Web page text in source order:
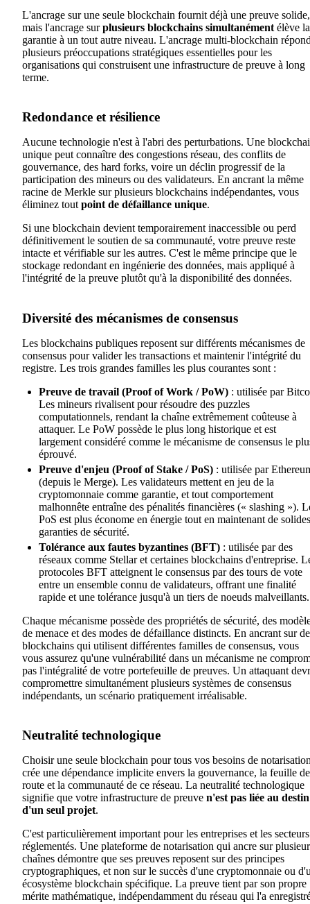
L'ancrage sur une seule blockchain fournit déjà une preuve solide,
mais l'ancrage surplusieurs blockchains simultanément élève la
garantie à un tout autre niveau. L'ancrage multi-blockchain
plusieurs préoccupations stratégiques essentielles pour les
organisations qui construisent une infrastructure de preuve à long
terme.
Redondance et résilience
Aucune technologie n'est à l'abri des perturbations. Une
unique peut connaître des congestions réseau, des conflits de
gouvernance, des hard forks, voire un déclin progressif de la
participation des mineurs ou des validateurs. En ancrant la même
racine de Merkle sur plusieurs blockchains indépendantes, vous
éliminez tout point de défaillance unique.
Si une blockchain devient temporairement inaccessible ou perd
définitivement le soutien de sa communauté, votre preuve reste
intacte et vérifiable sur les autres. C'est le même principe que le
stockage redondant en ingénierie des données, mais appliqué à
l'intégrité de la preuve plutôt qu'à la disponibilité des données.
Diversité des mécanismes de consensus
Les blockchains publiques reposent sur différents mécanismes de
consensus pour valider les transactions et maintenir l'intégrité du
registre. Les trois grandes familles les plus courantes sont :
Preuve de travail (Proof of Work / PoW) : utilisée par
Les mineurs rivalisent pour résoudre des puzzles
computationnels, rendant la chaîne extrêmement coûteuse à
attaquer. Le PoW possède le plus long historique et est
largement considéré comme le mécanisme de consensus le
éprouvé.
Preuve d'enjeu (Proof of Stake / PoS) : utilisée par
(depuis le Merge). Les validateurs mettent en jeu de la
cryptomonnaie comme garantie, et tout comportement
malhonnête entraîne des pénalités financières (« slashing »).
PoS est plus économe en énergie tout en maintenant de solides
garanties de sécurité.
Tolérance aux fautes byzantines (BFT) : utilisée par des
réseaux comme Stellar et certaines blockchains d'entreprise.
protocoles BFT atteignent le consensus par des tours de vote
entre un ensemble connu de validateurs, offrant une finalité
rapide et une tolérance jusqu'à un tiers de noeuds malveillants.
Chaque mécanisme possède des propriétés de sécurité, des
de menace et des modes de défaillance distincts. En ancrant sur
blockchains qui utilisent différentes familles de consensus, vous
vous assurez qu'une vulnérabilité dans un mécanisme ne
pas l'intégralité de votre portefeuille de preuves. Un attaquant
compromettre simultanément plusieurs systèmes de consensus
indépendants, un scénario pratiquement irréalisable.
Neutralité technologique
Choisir une seule blockchain pour tous vos besoins de
crée une dépendance implicite envers la gouvernance, la feuille de
route et la communauté de ce réseau. La neutralité technologique
signifie que votre infrastructure de preuve n'est pas liée au destin
d'un seul projet.
C'est particulièrement important pour les entreprises et les secteurs
réglementés. Une plateforme de notarisation qui ancre sur
chaînes démontre que ses preuves reposent sur des principes
cryptographiques, et non sur le succès d'une cryptomonnaie ou
écosystème blockchain spécifique. La preuve tient par son propre
mérite mathématique, indépendamment du réseau qui l'a